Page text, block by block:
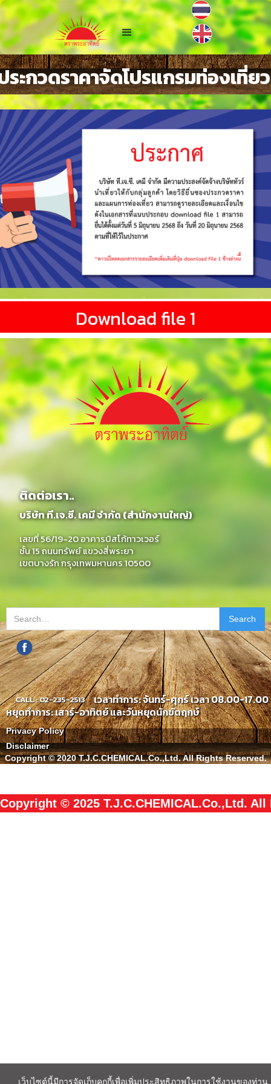
ระกวดราคาจัดโปรแกรมท่องเที่ยว
Download file 1
ติดต่อเรา..
บริษัท ที.เจ.ซี. เคมี จำกัด (สำนักงานใหญ่)
เลขที่ 56/19-20 อาคารบิสโก้ทาวเวอร์
ชั้น 15 ถนนทรัพย์ แขวงสี่พระยา
เขตบางรัก กรุงเทพมหานคร 10500
CALL : 02-235-2513
เวลาทำการ: จันทร์-ศุกร์ เวลา 08.00-17.00
หยุดทำการ: เสาร์-อาทิตย์ และวันหยุดนักขัตฤกษ์
Privacy Policy
Disclaimer
Copyright © 2020 T.J.C.CHEMICAL.Co.,Ltd. All Rights Reserved.
Copyright © 2025 T.J.C.CHEMICAL.Co.,Ltd.
เว็บไซต์นี้มีการจัดเก็บคุกกี้เพื่อเพิ่มประสิทธิภาพในการใช้งานของท่